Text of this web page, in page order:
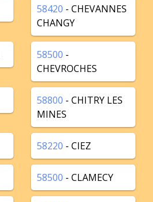
58420 - CHEVANNES
CHANGY
58500 -
CHEVROCHES
58800 - CHITRY LES
MINES
58220 - CIEZ
58500 - CLAMECY